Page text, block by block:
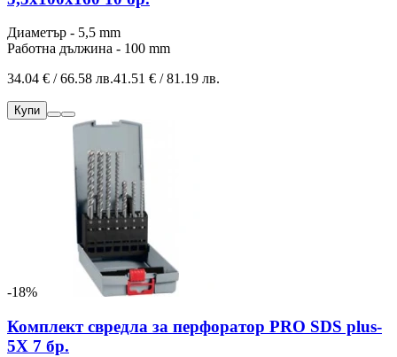
Диаметър - 5,5 mm
Работна дължина - 100 mm
34.04 € / 66.58 лв.41.51 € / 81.19 лв.
Купи
-18%
Комплект свредла за перфоратор PRO SDS plus-
5X 7 бр.